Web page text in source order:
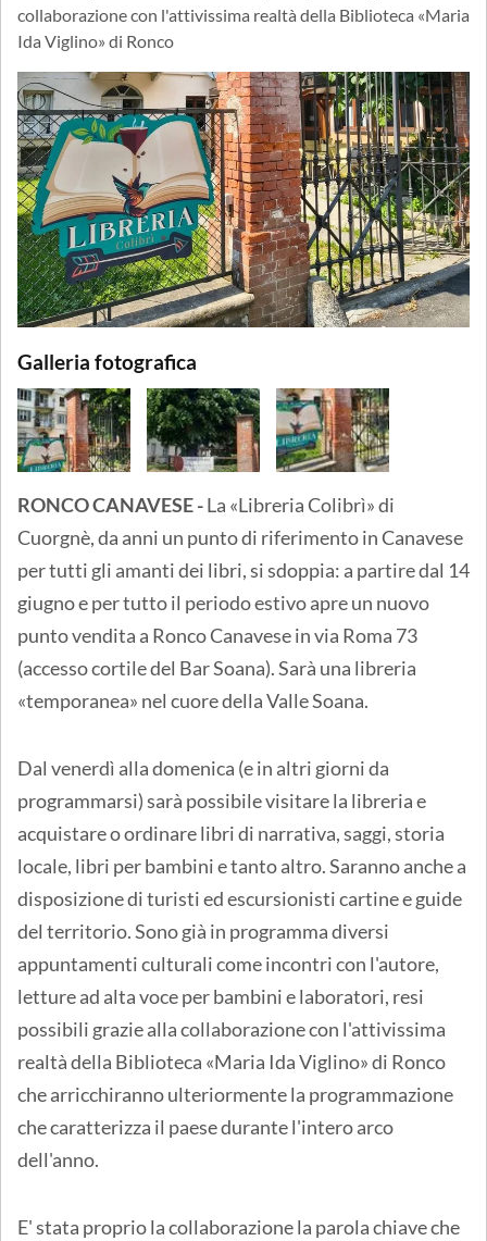
collaborazione con l'attivissima realtà della Biblioteca «Maria
Ida Viglino» di Ronco
Galleria fotografica
RONCO CANAVESE -La «Libreria Colibrì» di
Cuorgnè, da anni un punto di riferimento in Canavese
per tutti gli amanti dei libri, si sdoppia: a partire dal 14
giugno e per tutto il periodo estivo apre un nuovo
punto vendita a Ronco Canavese in via Roma 73
(accesso cortile del Bar Soana). Sarà una libreria
«temporanea» nel cuore della Valle Soana.
Dal venerdì alla domenica (e in altri giorni da
programmarsi) sarà possibile visitare la libreria e
acquistare o ordinare libri di narrativa, saggi, storia
locale, libri per bambini e tanto altro. Saranno anche a
disposizione di turisti ed escursionisti cartine e guide
del territorio. Sono già in programma diversi
appuntamenti culturali come incontri con l'autore,
letture ad alta voce per bambini e laboratori, resi
possibili grazie alla collaborazione con l'attivissima
realtà della Biblioteca «Maria Ida Viglino» di Ronco
che arricchiranno ulteriormente la programmazione
che caratterizza il paese durante l'intero arco
dell'anno.
E' stata proprio la collaborazione la parola chiave che